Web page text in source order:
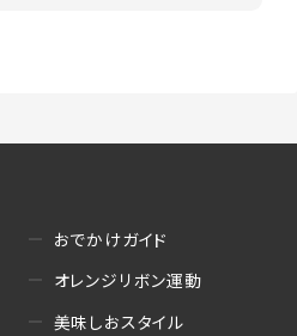
おでかけガイド
オレンジリボン運動
美味しおスタイル